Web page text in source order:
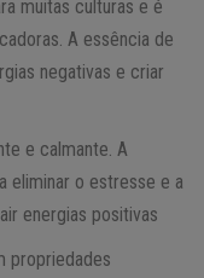
muitas culturas e é
A essência de
negativas e criar
e calmante. A
eliminar o estresse e a
energias positivas
propriedades